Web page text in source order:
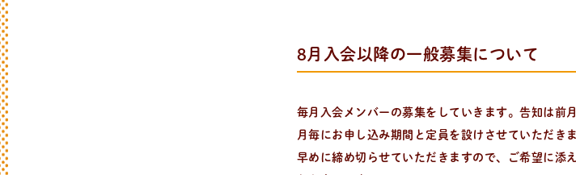
8月入会以降の一般募集について
毎月入会メンバーの募集をしていきます。告知は前
月毎にお申し込み期間と定員を設けさせていただき
早めに締め切らせていただきますので、ご希望に添